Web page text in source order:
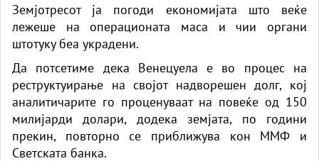
Земјотресот ја погоди економијата што веќе
лежеше на операционата маса и чии органи
штотуку беа украдени.
Да потсетиме дека Венецуела е во процес на
реструктуирање на својот надворешен долг, кој
аналитичарите го проценуваат на повеќе од 150
милијарди долари, додека земјата, по години
прекин, повторно се приближува кон ММФ и
Светската банка.